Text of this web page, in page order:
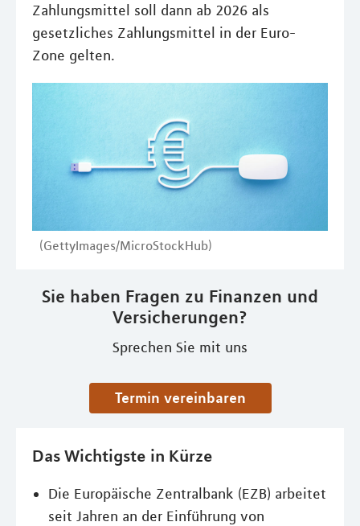
Zahlungsmittel soll dann ab 2026 als
gesetzliches Zahlungsmittel in der Euro-
Zone gelten.
(GettyImages/MicroStockHub)
Sie haben Fragen zu Finanzen und
Versicherungen?
Sprechen Sie mit uns
Termin vereinbaren
Das Wichtigste in Kürze
Die Europäische Zentralbank (EZB) arbeitet
seit Jahren an der Einführung von